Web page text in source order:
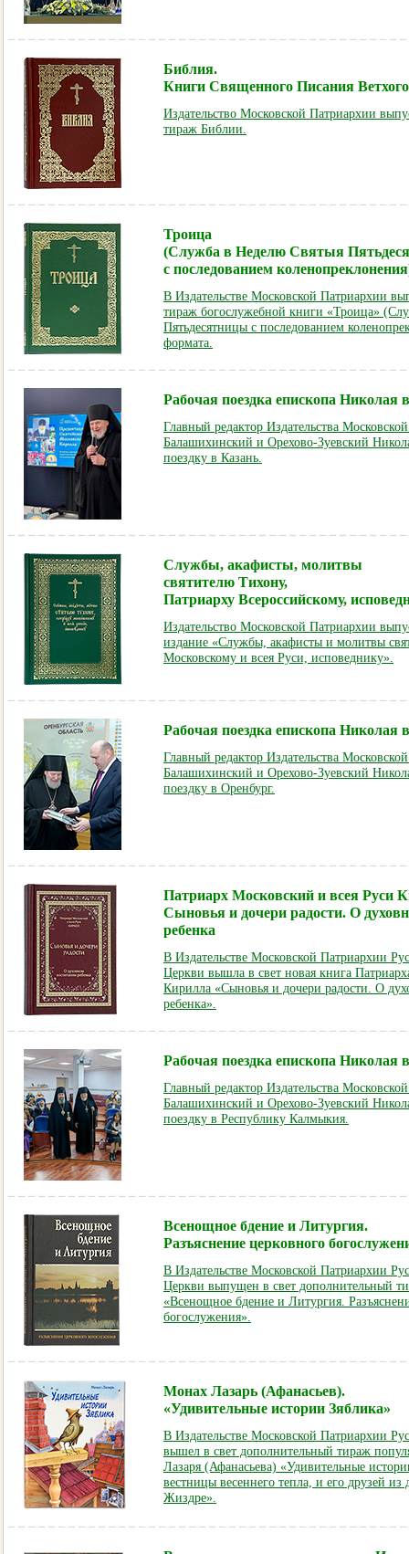
Библия.
Книги Священного Писания
Издательство Московской Патриархии
тираж Библии.
Троица
(Служба в Неделю Святыя
с последованием
В Издательстве Московской Патриархии
тираж богослужебной книги «Троица»
Пятьдесятницы с последованием
формата.
Рабочая поездка епископа Николая
Главный редактор Издательства
Балашихинский и Орехово-Зуевский
поездку в Казань.
Службы, акафисты, молитвы
святителю Тихону,
Патриарху Всероссийскому,
Издательство Московской Патриархии
издание «Службы, акафисты и молитвы
Московскому и всея Руси, исповеднику».
Рабочая поездка епископа Николая
Главный редактор Издательства
Балашихинский и Орехово-Зуевский
поездку в Оренбург.
Патриарх Московский и всея Руси
Сыновья и дочери радости. О
ребенка
В Издательстве Московской Патриархии
Церкви вышла в свет новая книга
Кирилла «Сыновья и дочери радости. О
ребенка».
Рабочая поездка епископа
Главный редактор Издательства
Балашихинский и Орехово-Зуевский
поездку в Республику Калмыкия.
Всенощное бдение и Литургия.
Разъяснение церковного
В Издательстве Московской Патриархии
Церкви выпущен в свет дополнительный
«Всенощное бдение и Литургия.
богослужения».
Монах Лазарь (Афанасьев).
«Удивительные истории Зяблика»
В Издательстве Московской Патриархии
вышел в свет дополнительный тираж
Лазаря (Афанасьева) «Удивительные
вестницы весеннего тепла, и его друзей
Жиздре».